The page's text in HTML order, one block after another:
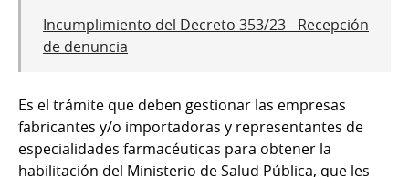
Incumplimiento del Decreto 353/23 - Recepción
de denuncia
Es el trámite que deben gestionar las empresas
fabricantes y/o importadoras y representantes de
especialidades farmacéuticas para obtener la
habilitación del Ministerio de Salud Pública, que les